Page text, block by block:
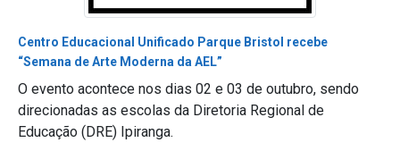
Centro Educacional Unificado Parque Bristol recebe
“Semana de Arte Moderna da AEL”
O evento acontece nos dias 02 e 03 de outubro, sendo
direcionadas as escolas da Diretoria Regional de
Educação (DRE) Ipiranga.